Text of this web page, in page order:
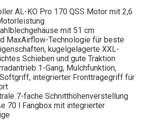
AL-KO Pro 170 QSS Motor mit 2,6
mit 51 cm
MaxAirflow-Technologie für beste
kugelgelagerte XXL-
Schieben und gute Traktion
1-Gang, Mulchfunktion,
integrierter Fronttragegriff für
7-fache Schnitthöhenverstellung
70 l Fangbox mit integrierter